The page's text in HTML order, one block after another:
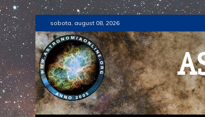
to
content
sobota, august 08, 2026